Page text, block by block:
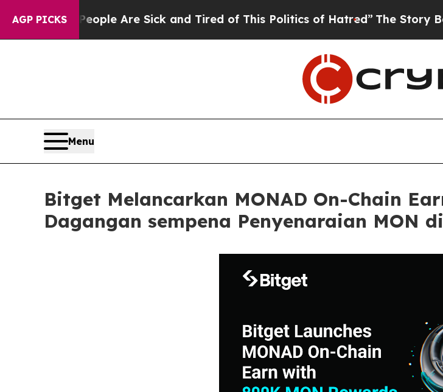
AGP PICKS
“People Are Sick and Tired of This Politics of Hatred”The Story Behind
Menu
Bitget Melancarkan MONAD On-Chain
Dagangan sempena Penyenaraian MON